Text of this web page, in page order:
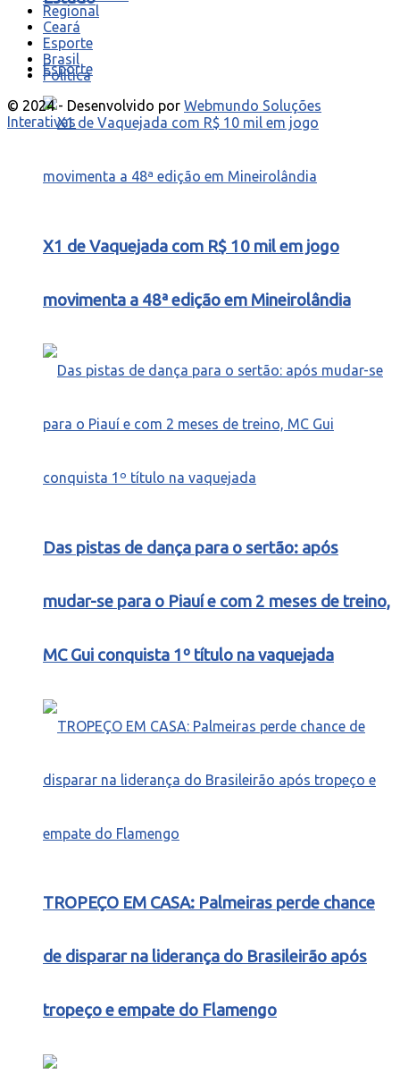
Esporte
X1 de Vaquejada com R$ 10 mil em jogo
movimenta a 48ª edição em Mineirolândia
Das pistas de dança para o sertão: após
mudar-se para o Piauí e com 2 meses de treino,
MC Gui conquista 1º título na vaquejada
TROPEÇO EM CASA: Palmeiras perde chance
de disparar na liderança do Brasileirão após
tropeço e empate do Flamengo
Regional
Ceará
Esporte
Brasil
Política
© 2024 - Desenvolvido por Webmundo Soluções
Interativas